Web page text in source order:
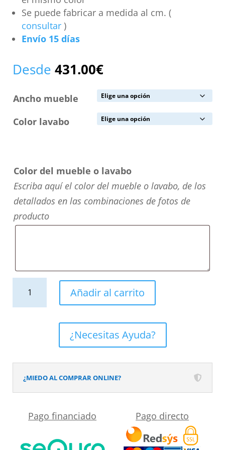
Se puede fabricar a medida al cm. (
consultar)
Envío 15 días
Desde 431.00€
Ancho mueble
Color lavabo
Color del mueble o lavabo
Escriba aquí el color del mueble o lavabo, de los
detallados en las combinaciones de fotos de
producto
suspendido
1
cajón
acabado
NARANJA
Añadir al carrito
¿Necesitas Ayuda?
¿MIEDO AL COMPRAR ONLINE?
Pago financiado Pago directo